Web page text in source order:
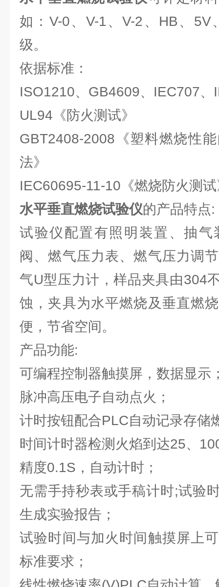
如：V-0、V-1、V-2、HB、5V
级。
依据标准：
ISO1210、GB4609、IEC707、
UL94《防火测试》
GBT2408-2008《塑料燃烧性
法》
IEC60695-11-10《燃烧防火测
水平垂直燃烧试验仪的产品特点:
试验仪配置有照明装置、抽气
阀、燃气压力表、燃气压力调
气U型压力计，样品夹具由304
蚀，夹具为水平燃烧及垂直燃
便，节省空间。
产品功能:
可编程控制器触摸屏，数据显示
脉冲高压电子自动点火；
计时按钮配合PLC自动记录存储
时间计时器检测火焰到达25、
精度0.1S，自动计时；
无需手持秒表或手稿计时;试验
生成实验报告；
试验时间与加火时间触摸屏上
标准要求；